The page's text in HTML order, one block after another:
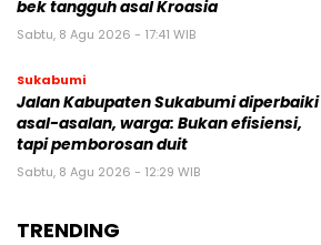
bek tangguh asal Kroasia
Sabtu, 8 Agu 2026 - 17:41 WIB
Sukabumi
Jalan Kabupaten Sukabumi diperbaiki
asal-asalan, warga: Bukan efisiensi,
tapi pemborosan duit
Sabtu, 8 Agu 2026 - 12:29 WIB
TRENDING